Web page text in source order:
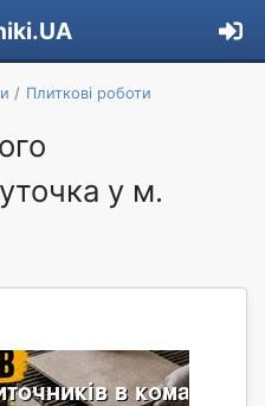
Плиткові роботи
у м.